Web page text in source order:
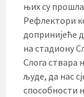
њих су
Рефлектори
допринијеће
на стадиону
Слога ствара
људе, да нас
способности